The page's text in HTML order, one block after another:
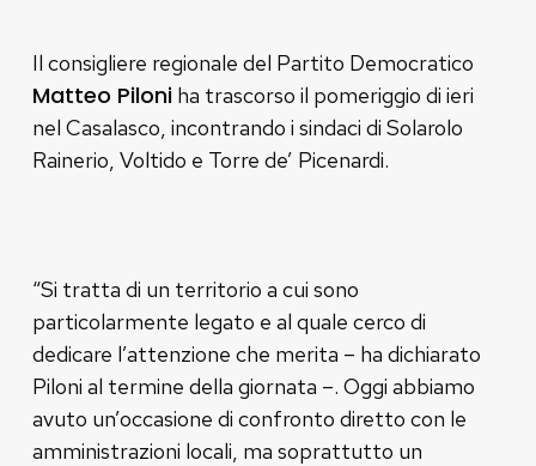
Il consigliere regionale del Partito Democratico
Matteo Piloniha trascorso il pomeriggio di ieri
nel Casalasco, incontrando i sindaci di Solarolo
Rainerio, Voltido e Torre de’ Picenardi.
“Si tratta di un territorio a cui sono
particolarmente legato e al quale cerco di
dedicare l’attenzione che merita – ha dichiarato
Piloni al termine della giornata –. Oggi abbiamo
avuto un’occasione di confronto diretto con le
amministrazioni locali, ma soprattutto un